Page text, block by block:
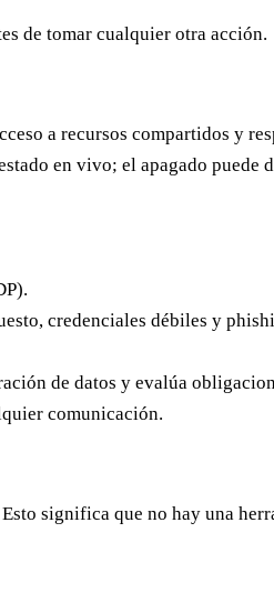
de tomar cualquier otra acción.
a recursos compartidos y
en vivo; el apagado puede
credenciales débiles y
de datos y evalúa
comunicación.
Esto significa que no hay una